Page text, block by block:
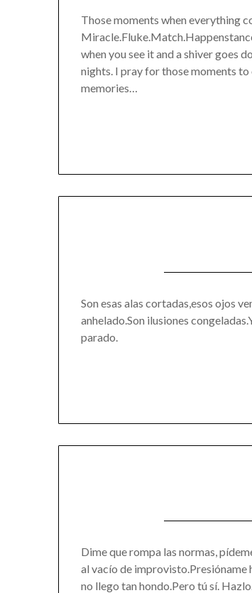
Those moments when everything
when you see it and a shiver goes
nights. I pray for those moments
memories…
Son esas alas cortadas,esos ojos
anhelado.Son ilusiones
parado.
Dime que rompa las normas,
al vacío de improvisto.Presióname
no llego tan hondo.Pero tú sí.